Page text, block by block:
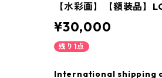
【水彩画】【額装品】
¥30,000
残り1点
International shipping